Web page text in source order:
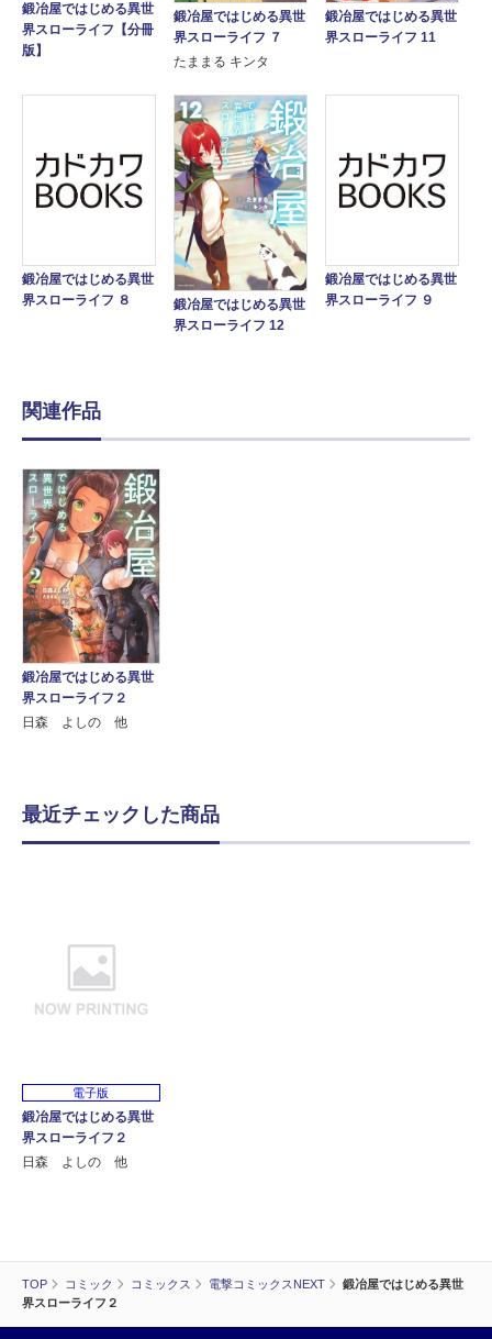
TOP コミック コミックス 電撃コミックスNEXT
鍛冶屋ではじめる異世
界スローライフ２
鍛冶屋ではじめる異世
界スローライフ【分冊
版】
鍛冶屋ではじめる異世
界スローライフ ７
たままる キンタ
鍛冶屋ではじめる異世
界スローライフ 11
鍛冶屋ではじめる異世
界スローライフ ８
鍛冶屋ではじめる異世
界スローライフ 12
鍛冶屋ではじめる異世
界スローライフ ９
関連作品
鍛冶屋ではじめる異世
界スローライフ２
日森 よしの 他
最近チェックした商品
電子版
鍛冶屋ではじめる異世
界スローライフ２
日森 よしの 他